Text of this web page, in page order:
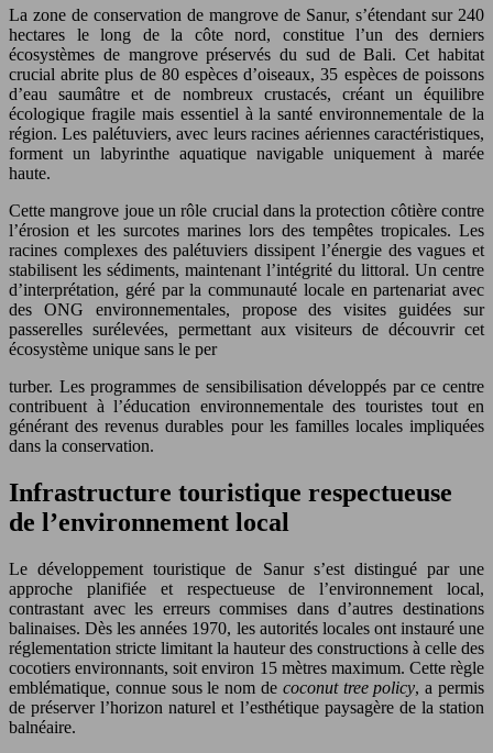
La zone de conservation de mangrove de Sanur, s’étendant sur 240
hectares le long de la côte nord, constitue l’un des derniers
écosystèmes de mangrove préservés du sud de Bali. Cet habitat
crucial abrite plus de 80 espèces d’oiseaux, 35 espèces de poissons
d’eau saumâtre et de nombreux crustacés, créant un équilibre
écologique fragile mais essentiel à la santé environnementale de la
région. Les palétuviers, avec leurs racines aériennes caractéristiques,
forment un labyrinthe aquatique navigable uniquement à marée
haute.
Cette mangrove joue un rôle crucial dans la protection côtière contre
l’érosion et les surcotes marines lors des tempêtes tropicales. Les
racines complexes des palétuviers dissipent l’énergie des vagues et
stabilisent les sédiments, maintenant l’intégrité du littoral. Un centre
d’interprétation, géré par la communauté locale en partenariat avec
des ONG environnementales, propose des visites guidées sur
passerelles surélevées, permettant aux visiteurs de découvrir cet
écosystème unique sans le per
turber. Les programmes de sensibilisation développés par ce centre
contribuent à l’éducation environnementale des touristes tout en
générant des revenus durables pour les familles locales impliquées
dans la conservation.
Infrastructure touristique respectueuse
de l’environnement local
Le développement touristique de Sanur s’est distingué par une
approche planifiée et respectueuse de l’environnement local,
contrastant avec les erreurs commises dans d’autres destinations
balinaises. Dès les années 1970, les autorités locales ont instauré une
réglementation stricte limitant la hauteur des constructions à celle des
cocotiers environnants, soit environ 15 mètres maximum. Cette règle
emblématique, connue sous le nom de coconut tree policy, a permis
de préserver l’horizon naturel et l’esthétique paysagère de la station
balnéaire.